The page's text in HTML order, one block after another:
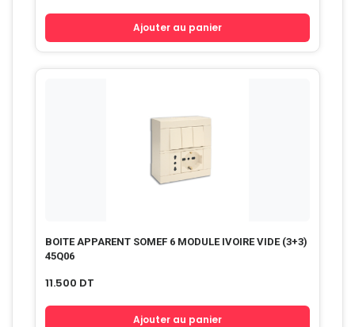
Ajouter au panier
BOITE APPARENT SOMEF 6 MODULE IVOIRE VIDE (3+3)
45Q06
11.500 DT
Ajouter au panier